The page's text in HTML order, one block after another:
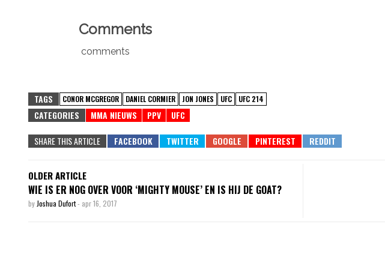
Comments
comments
TAGS CONOR MCGREGOR DANIEL CORMIER JON JONES UFC UFC 214
CATEGORIES MMA NIEUWS PPV UFC
SHARE THIS ARTICLE
OLDER ARTICLE
WIE IS ER NOG OVER VOOR ‘MIGHTY MOUSE’ EN IS HIJ DE GOAT?
by Joshua Dufort- apr 16, 2017